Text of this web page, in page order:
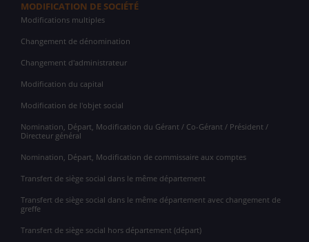
MODIFICATION DE SOCIÉTÉ
Modifications multiples
Changement de dénomination
Changement d'administrateur
Modification du capital
Modification de l'objet social
Nomination, Départ, Modification du Gérant / Co-Gérant / Président /
Directeur général
Nomination, Départ, Modification de commissaire aux comptes
Transfert de siège social dans le même département
Transfert de siège social dans le même département avec changement de
greffe
Transfert de siège social hors département (départ)